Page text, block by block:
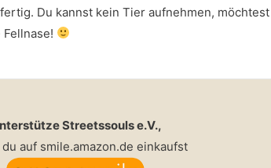
Du kannst kein Tier aufnehmen,
Streetssouls e.V.,
auf smile.amazon.de einkaufst